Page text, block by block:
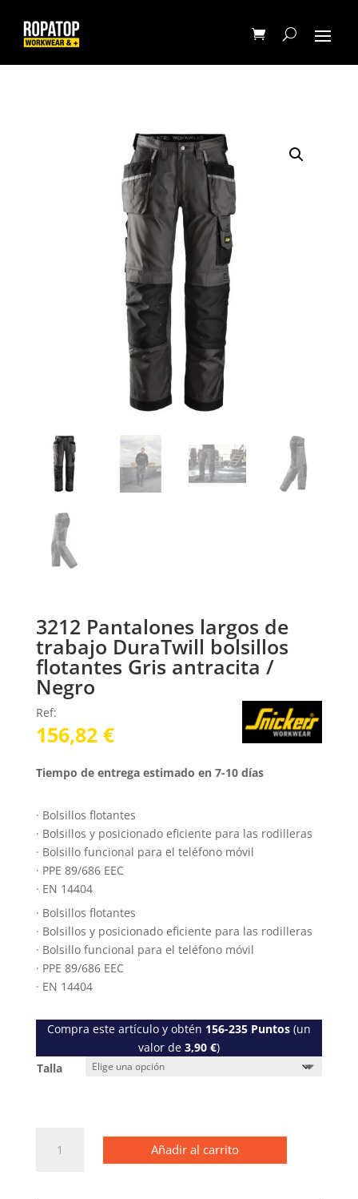
3212 Pantalones largos de
trabajo DuraTwill bolsillos
flotantes Gris antracita /
Negro
Ref:
156,82 €
Tiempo de entrega estimado en 7-10 días
· Bolsillos flotantes
· Bolsillos y posicionado eficiente para las rodilleras
· Bolsillo funcional para el teléfono móvil
· PPE 89/686 EEC
· EN 14404
· Bolsillos flotantes
· Bolsillos y posicionado eficiente para las rodilleras
· Bolsillo funcional para el teléfono móvil
· PPE 89/686 EEC
· EN 14404
Compra este artículo y obtén 156-235Puntos(un
valor de 3,90 €)
Talla
Pantalones
Añadir al carrito